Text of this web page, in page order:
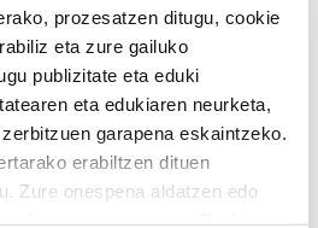
prozesatzen ditugu, cookie
eta zure gailuko
publizitate eta eduki
eta edukiaren neurketa,
garapena eskaintzeko.
erabiltzen dituen
Zure onespena aldatzen edo